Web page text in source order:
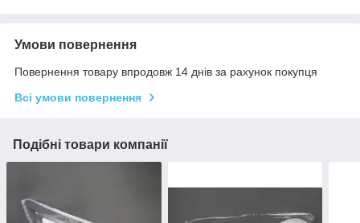
Умови повернення
Повернення товару впродовж 14 днів за рахунок покупця
Всі умови повернення
Подібні товари компанії